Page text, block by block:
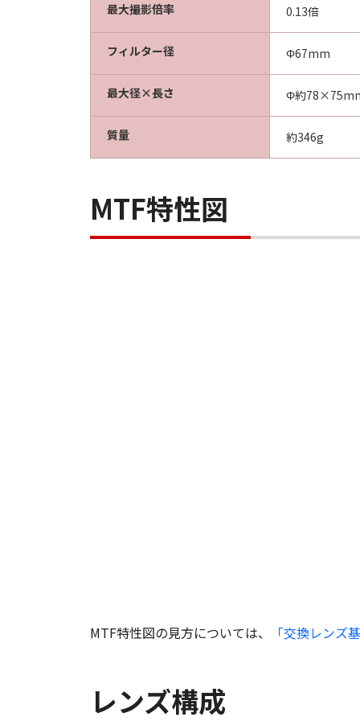
最大撮影倍率 0.13倍
フィルター径 Φ67mm
最大径×長さ Φ約
質量 約346g
MTF特性図
MTF特性図の見方については、 「交換レンズ
レンズ構成